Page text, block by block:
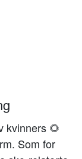
kvinners 🌻
Som for